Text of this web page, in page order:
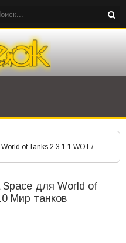
of Tanks 2.3.1.1 WOT /
Space для World of
Мир танков